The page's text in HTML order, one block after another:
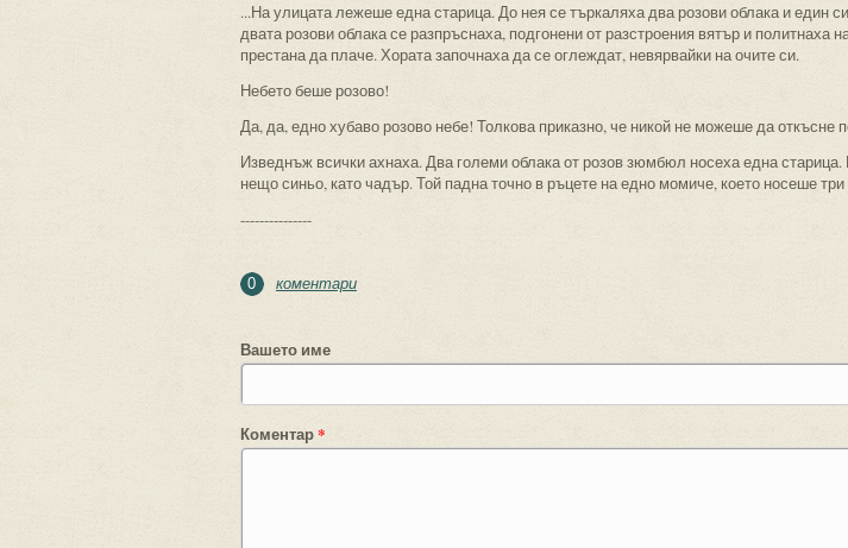
...На улицата лежеше една старица. До нея се търкаляха два розови облака и един
двата розови облака се разпръснаха, подгонени от разстроения вятър и политнаха
престана да плаче. Хората започнаха да се оглеждат, невярвайки на очите си.
Небето беше розово!
Да, да, едно хубаво розово небе! Толкова приказно, че никой не можеше да откъсне
Изведнъж всички ахнаха. Два големи облака от розов зюмбюл носеха една
нещо синьо, като чадър. Той падна точно в ръцете на едно момиче, което носеше
---------------
0 коментари
Вашето име
Коментар*